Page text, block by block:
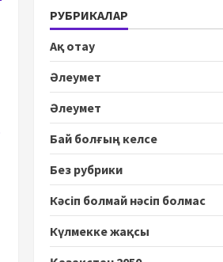
РУБРИКАЛАР
Ақ отау
Әлеумет
Әлеумет
Бай болғың келсе
Без рубрики
Кәсіп болмай нәсіп болмас
Күлмекке жақсы